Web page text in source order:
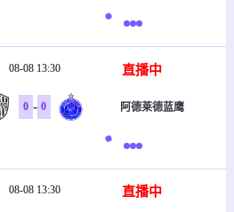
08-08 13:30 直播中
0 - 0 阿德莱德蓝鹰
08-08 13:30 直播中